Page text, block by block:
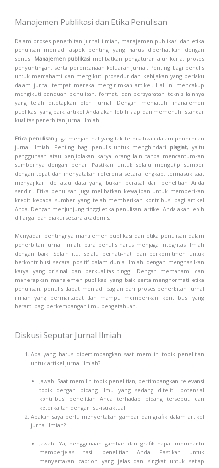
Manajemen Publikasi dan Etika Penulisan
Dalam proses penerbitan jurnal ilmiah, manajemen publikasi dan etika
penulisan menjadi aspek penting yang harus diperhatikan dengan
serius. Manajemen publikasi melibatkan pengaturan alur kerja, proses
penyuntingan, serta perencanaan keluaran jurnal. Penting bagi penulis
untuk memahami dan mengikuti prosedur dan kebijakan yang berlaku
dalam jurnal tempat mereka mengirimkan artikel. Hal ini mencakup
mengikuti panduan penulisan, format, dan persyaratan teknis lainnya
yang telah ditetapkan oleh jurnal. Dengan mematuhi manajemen
publikasi yang baik, artikel Anda akan lebih siap dan memenuhi standar
kualitas penerbitan jurnal ilmiah.
Etika penulisanjuga menjadi hal yang tak terpisahkan dalam penerbitan
jurnal ilmiah. Penting bagi penulis untuk menghindari plagiat, yaitu
penggunaan atau penjiplakan karya orang lain tanpa mencantumkan
sumbernya dengan benar. Pastikan untuk selalu mengutip sumber
dengan tepat dan menyatakan referensi secara lengkap, termasuk saat
menyajikan ide atau data yang bukan berasal dari penelitian Anda
sendiri. Etika penulisan juga melibatkan kewajiban untuk memberikan
kredit kepada sumber yang telah memberikan kontribusi bagi artikel
Anda. Dengan menjunjung tinggi etika penulisan, artikel Anda akan lebih
dihargai dan diakui secara akademis.
Menyadari pentingnya manajemen publikasi dan etika penulisan dalam
penerbitan jurnal ilmiah, para penulis harus menjaga integritas ilmiah
dengan baik. Selain itu, selalu berhati-hati dan berkomitmen untuk
berkontribusi secara positif dalam dunia ilmiah dengan menghasilkan
karya yang orisinal dan berkualitas tinggi. Dengan memahami dan
menerapkan manajemen publikasi yang baik serta menghormati etika
penulisan, penulis dapat menjadi bagian dari proses penerbitan jurnal
ilmiah yang bermartabat dan mampu memberikan kontribusi yang
berarti bagi perkembangan ilmu pengetahuan.
Diskusi Seputar Jurnal Ilmiah
Apa yang harus dipertimbangkan saat memilih topik penelitian
untuk artikel jurnal ilmiah?
Jawab: Saat memilih topik penelitian, pertimbangkan relevansi
topik dengan bidang ilmu yang sedang diteliti, potensial
kontribusi penelitian Anda terhadap bidang tersebut, dan
keterkaitan dengan isu-isu aktual.
Apakah saya perlu menyertakan gambar dan grafik dalam artikel
jurnal ilmiah?
Jawab: Ya, penggunaan gambar dan grafik dapat membantu
memperjelas hasil penelitian Anda. Pastikan untuk
menyertakan caption yang jelas dan singkat untuk setiap